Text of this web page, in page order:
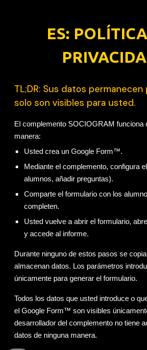
ES:
TL;DR: Sus datos
solo son visibles para usted.
El complemento SOCIOGRAM funciona
manera:
Usted crea un Google Form™.
Mediante el complemento, configura
alumnos, añadir preguntas).
Comparte el formulario con los
completen.
Usted vuelve a abrir el formulario,
y accede al informe.
Durante ninguno de estos pasos se
almacenan datos. Los parámetros
únicamente para generar el formulario.
Todos los datos que usted introduce o
el Google Form™ son visibles
desarrollador del complemento no tiene
datos de ninguna manera.